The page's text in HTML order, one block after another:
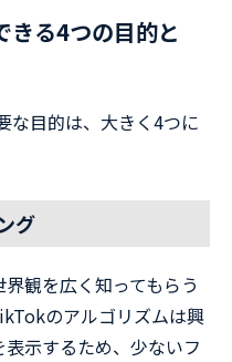
る4つの目的と
な目的は、大きく4つに
グ
観を広く知ってもらう
のアルゴリズムは興
示するため、少ないフ